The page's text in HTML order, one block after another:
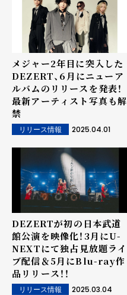
メジャー2年目に突入した
DEZERT、6月にニューア
ルバムのリリースを発表！
最新アーティスト写真も解
禁
リリース情報 2025.04.01
DEZERTが初の日本武道
館公演を映像化！3月にU-
NEXTにて独占見放題ライ
ブ配信＆5月にBlu-ray作
品リリース！！
リリース情報 2025.03.04